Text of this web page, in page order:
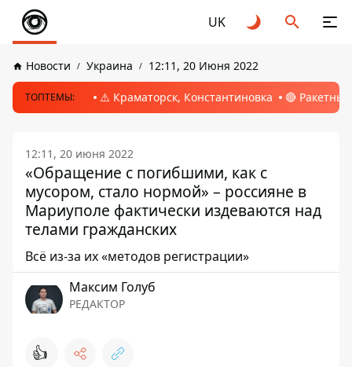
UK
Новости Украина 12:11, 20 Июня 2022
ТОПТЕМЫ: ⚠️ Краматорск, Константиновка 🔴
12:11, 20 июня 2022
«Обращение с погибшими, как с
мусором, стало нормой» – россияне в
Мариуполе фактически издеваются над
телами гражданских
Всё из-за их «методов регистрации»
Максим Голуб
РЕДАКТОР
👍